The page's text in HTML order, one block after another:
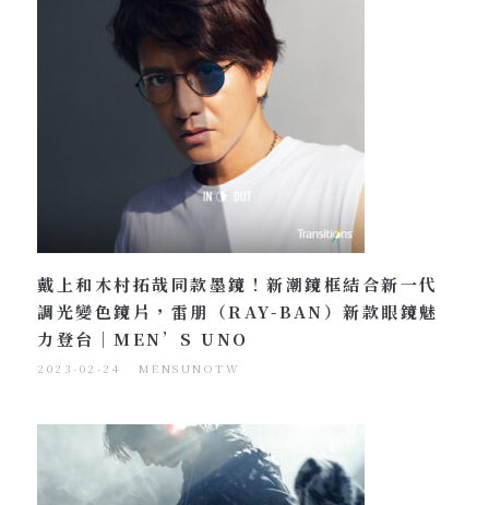
戴上和木村拓哉同款墨鏡！新潮鏡框結合新一代
調光變色鏡片，雷朋（RAY-BAN）新款眼鏡魅
力登台｜MEN’S UNO
2023-02-24 MENSUNOTW